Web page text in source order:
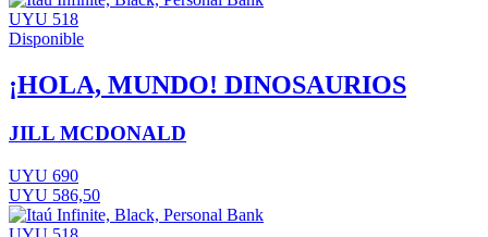
UYU 518
Disponible
¡HOLA, MUNDO! DINOSAURIOS
JILL MCDONALD
UYU 690
UYU 586,50